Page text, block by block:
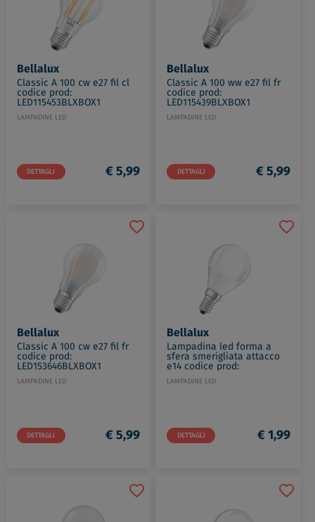
Bellalux
Classic A 100 cw e27 fil cl
codice prod:
LED115453BLXBOX1
LAMPADINE LED
DETTAGLI € 5,99
Bellalux
Classic A 100 ww e27 fil fr
codice prod:
LED115439BLXBOX1
LAMPADINE LED
DETTAGLI € 5,99
Bellalux
Classic A 100 cw e27 fil fr
codice prod:
LED153646BLXBOX1
LAMPADINE LED
DETTAGLI € 5,99
Bellalux
Lampadina led forma a
sfera smerigliata attacco
e14 codice prod:
LED128347BLXBOX1
LAMPADINE LED
DETTAGLI € 1,99